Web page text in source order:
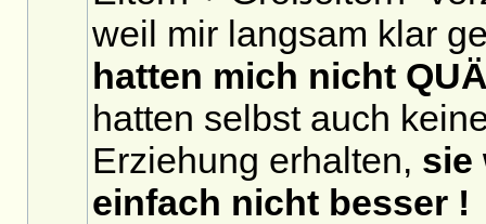
weil mir langsam klar
hatten mich nicht
hatten selbst auch
Erziehung erhalten, sie
einfach nicht besser !